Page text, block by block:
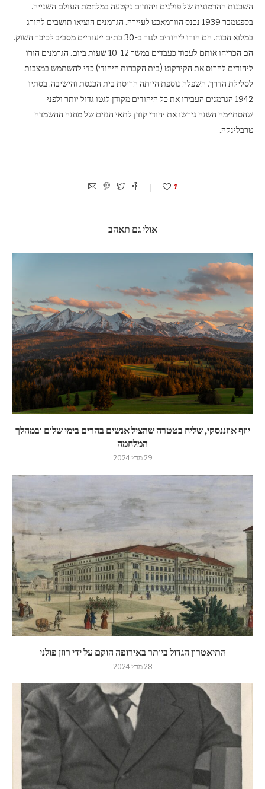
השכנות ההרמונית של פולנים ויהודים נקטעה במלחמת העולם השנייה.
בספטמבר 1939 נכנס הוורמאכט לעיירה. הגרמנים הוציאו תושבים להורג
במלוא הכוח. הם הורו ליהודים לגור ב-30 בתים ייעודיים מסביב לכיכר השוק.
הם הכריחו אותם לעבוד כעבדים במשך 10-12 שעות ביום. הגרמנים הורו
ליהודים להרוס את הקירקוט (בית הקברות היהודי) כדי להשתמש במצבות
לסלילת הדרך. השפלה נוספת הייתה הריסת בית הכנסת והישיבה. בסתיו
1942 הגרמנים העבירו את כל היהודים מקודן לגטו גדול יותר ולפני
שהסתיימה השנה גירשו את יהודי קודן לתאי הגזים של מחנה ההשמדה
טרבלינקה.
1
אולי גם תאהב
יוזף אוזננסקי, שליח בטטרה שהציל אנשים בהרים בימי שלום ובמהלך
המלחמה
29 מרץ 2024
התיאטרון הגדול ביותר באירופה הוקם על ידי רוזן פולני
28 מרץ 2024